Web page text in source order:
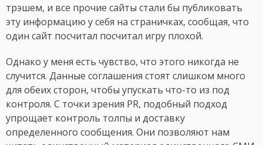
трэшем, и все прочие сайты стали бы публиковать
эту информацию у себя на страничках, сообщая, что
один сайт посчитал посчитал игру плохой.
Однако у меня есть чувство, что этого никогда не
случится. Данные соглашения стоят слишком много
для обеих сторон, чтобы упускать что-то из под
контроля. С точки зрения PR, подобный подход
упрощает контроль толпы и доставку
определенного сообщения. Они позволяют нам